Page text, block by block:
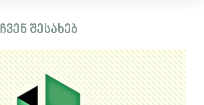
ჩვენ შესახებ